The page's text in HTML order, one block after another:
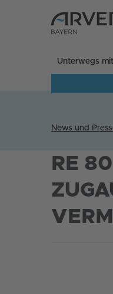
Unterwegs
News und
RE